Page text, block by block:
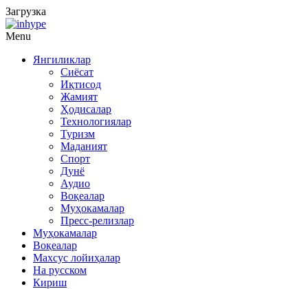
Загрузка
Menu
Янгиликлар
Сиёсат
Иқтисод
Жамият
Ҳодисалар
Технологиялар
Туризм
Маданият
Спорт
Дунё
Аудио
Воқеалар
Муҳокамалар
Пресс-релизлар
Муҳокамалар
Воқеалар
Махсус лойиҳалар
На русском
Кириш